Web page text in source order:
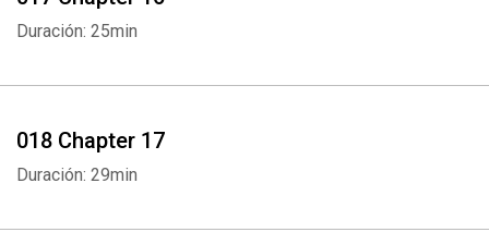
Duración: 25min
018 Chapter 17
Duración: 29min